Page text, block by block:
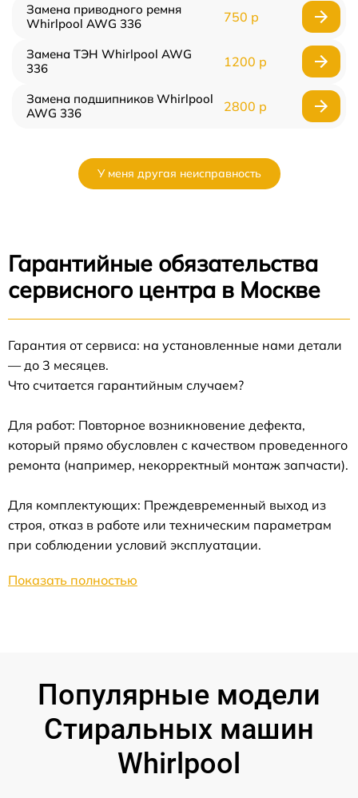
Замена приводного ремня
Whirlpool AWG 336
750 р
Замена ТЭН Whirlpool AWG
336
1200 р
Замена подшипников Whirlpool
AWG 336
2800 р
У меня другая неисправность
Гарантийные обязательства
сервисного центра в Москве
Гарантия от сервиса: на установленные нами детали
— до 3 месяцев.
Что считается гарантийным случаем?
Для работ: Повторное возникновение дефекта,
который прямо обусловлен с качеством проведенного
ремонта (например, некорректный монтаж запчасти).
Для комплектующих: Преждевременный выход из
строя, отказ в работе или техническим параметрам
при соблюдении условий эксплуатации.
Показать полностью
Популярные модели
Стиральных машин
Whirlpool